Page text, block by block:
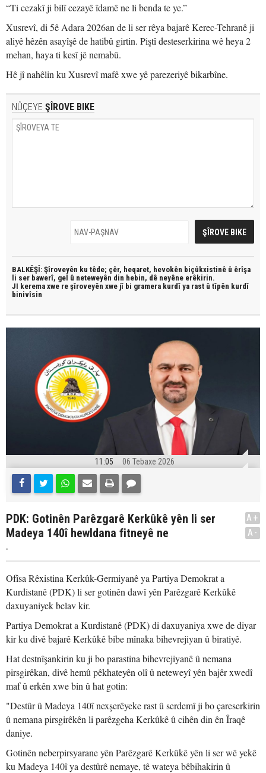
“Ti cezakî ji bilî cezayê îdamê ne li benda te ye.”
Xusrevî, di 5ê Adara 2026an de li ser rêya bajarê Kerec-Tehranê ji
aliyê hêzên asayîşê de hatibû girtin. Piştî desteserkirina wê heya 2
mehan, haya ti kesî jê nemabû.
Hê jî nahêlin ku Xusrevî mafê xwe yê parezeriyê bikarbîne.
NÛÇEYE ŞÎROVE BIKE
BALKÊŞÎ: Şîroveyên ku têde; çêr, heqaret, hevokên biçûkxistinê û êrîşa
li ser bawerî, gel û neteweyên din hebin, dê neyêne erêkirin.
JI kerema xwe re şîroveyên xwe jî bi gramera kurdî ya rast û tîpên kurdî
binivîsin
11:05 06 Tebaxe 2026
PDK: Gotinên Parêzgarê Kerkûkê yên li ser
Madeya 140î hewldana fitneyê ne
.
A+
A-
Ofîsa Rêxistina Kerkûk-Germiyanê ya Partiya Demokrat a
Kurdistanê (PDK) li ser gotinên dawî yên Parêzgarê Kerkûkê
daxuyaniyek belav kir.
Partiya Demokrat a Kurdistanê (PDK) di daxuyaniya xwe de diyar
kir ku divê bajarê Kerkûkê bibe mînaka bihevrejiyan û biratiyê.
Hat destnîşankirin ku ji bo parastina bihevrejiyanê û nemana
pirsgirêkan, divê hemû pêkhateyên olî û neteweyî yên bajêr xwedî
maf û erkên xwe bin û hat gotin:
"Destûr û Madeya 140î nexşerêyeke rast û serdemî ji bo çareserkirin
û nemana pirsgirêkên li parêzgeha Kerkûkê û cihên din ên Îraqê
daniye.
Gotinên neberpirsyarane yên Parêzgarê Kerkûkê yên li ser wê yekê
ku Madeya 140î ya destûrê nemaye, tê wateya bêbihakirin û